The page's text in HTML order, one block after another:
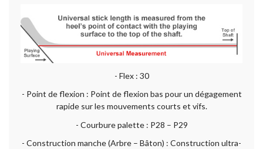
- Flex : 30
- Point de flexion : Point de flexion bas pour un dégagement
rapide sur les mouvements courts et vifs.
- Courbure palette : P28 – P29
- Construction manche (Arbre – Bâton) : Construction ultra-